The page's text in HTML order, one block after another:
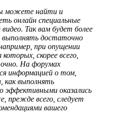
можете найти и
онлайн специальные
Так вам будет более
выполнять достаточно
при опущении
скорее всего,
На форумах
информацией о том,
как выполнять
эффективными оказались
прежде всего, следует
вашего